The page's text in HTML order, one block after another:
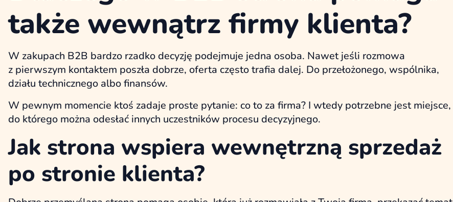
także wewnątrz firmy klienta?
W zakupach B2B bardzo rzadko decyzję podejmuje jedna osoba. Nawet jeśli rozmowa
z pierwszym kontaktem poszła dobrze, oferta często trafia dalej. Do przełożonego, wspólnika,
działu technicznego albo finansów.
W pewnym momencie ktoś zadaje proste pytanie: co to za firma? I wtedy potrzebne jest miejsce,
do którego można odesłać innych uczestników procesu decyzyjnego.
Jak strona wspiera wewnętrzną sprzedaż
po stronie klienta?